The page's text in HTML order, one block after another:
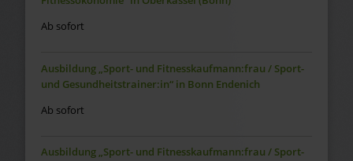
Ab sofort
Ausbildung „Sport- und Fitnesskaufmann:frau / Sport-
und Gesundheitstrainer:in“ in Bonn Endenich
Ab sofort
Ausbildung „Sport- und Fitnesskaufmann:frau / Sport-